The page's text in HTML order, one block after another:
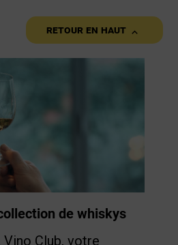
Retour en haut 
de whiskys
Club, votre